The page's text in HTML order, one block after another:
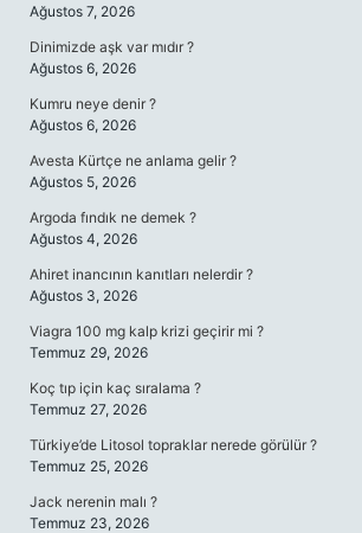
Ağustos 7, 2026
Dinimizde aşk var mıdır ?
Ağustos 6, 2026
Kumru neye denir ?
Ağustos 6, 2026
Avesta Kürtçe ne anlama gelir ?
Ağustos 5, 2026
Argoda fındık ne demek ?
Ağustos 4, 2026
Ahiret inancının kanıtları nelerdir ?
Ağustos 3, 2026
Viagra 100 mg kalp krizi geçirir mi ?
Temmuz 29, 2026
Koç tıp için kaç sıralama ?
Temmuz 27, 2026
Türkiye’de Litosol topraklar nerede görülür ?
Temmuz 25, 2026
Jack nerenin malı ?
Temmuz 23, 2026